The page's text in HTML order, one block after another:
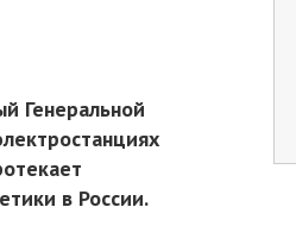
Генеральной
в России.